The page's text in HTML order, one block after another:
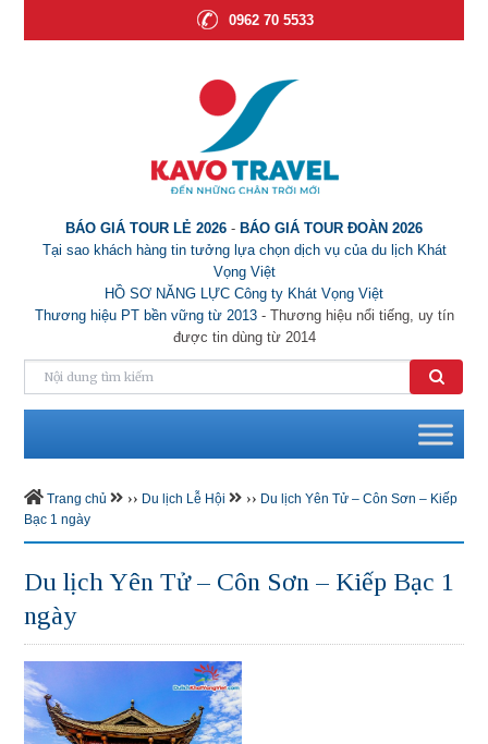
0962 70 5533
BÁO GIÁ TOUR LẺ 2026 - BÁO GIÁ TOUR ĐOÀN 2026
Tại sao khách hàng tin tưởng lựa chọn dịch vụ của du lịch Khát
Vọng Việt
HỒ SƠ NĂNG LỰC Công ty Khát Vọng Việt
Thương hiệu PT bền vững từ 2013- Thương hiệu nổi tiếng, uy tín
được tin dùng từ 2014
Trang chủ ›› Du lịch Lễ Hội ›› Du lịch Yên Tử – Côn Sơn – Kiếp
Bạc 1 ngày
Du lịch Yên Tử – Côn Sơn – Kiếp Bạc 1
ngày